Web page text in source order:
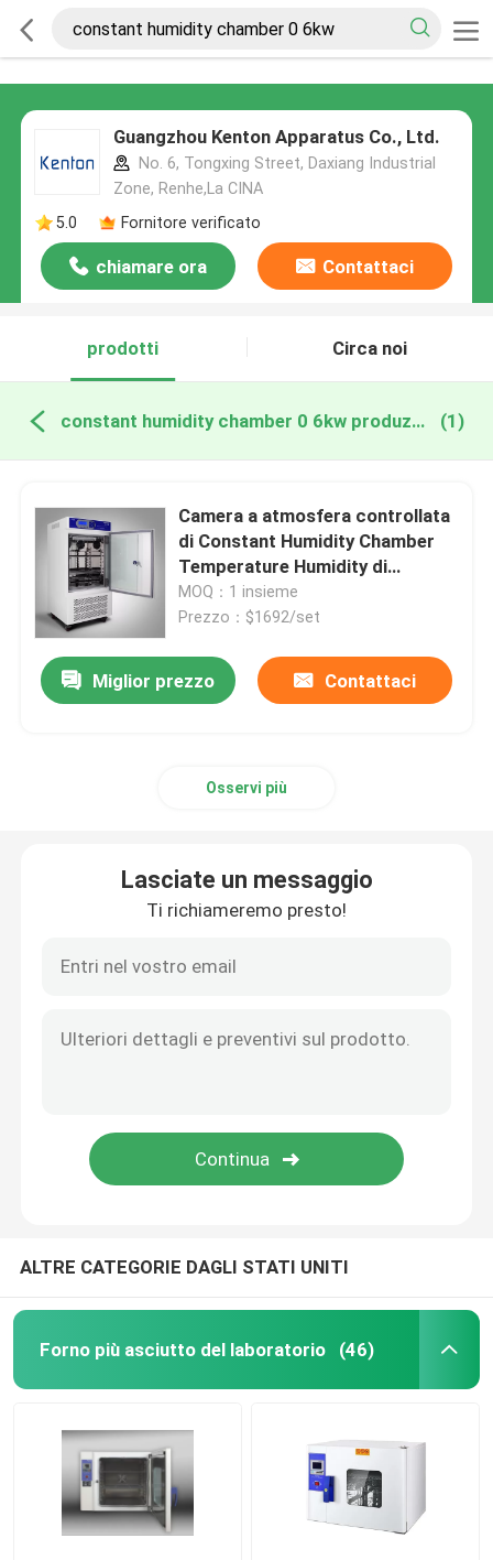
Guangzhou Kenton Apparatus Co., Ltd.
No. 6, Tongxing Street, Daxiang Industrial
Zone, Renhe,La CINA
5.0
Fornitore verificato
chiamare ora Contattaci
prodotti Circa noi
constant humidity chamber 0 6kw produzione online (1)
Camera a atmosfera controllata
di Constant Humidity Chamber
Temperature Humidity di
biotecnologia
MOQ：1 insieme
Prezzo：$1692/set
Miglior prezzo Contattaci
Osservi più
Lasciate un messaggio
Ti richiameremo presto!
ALTRE CATEGORIE DAGLI STATI UNITI
Forno più asciutto del laboratorio (46)